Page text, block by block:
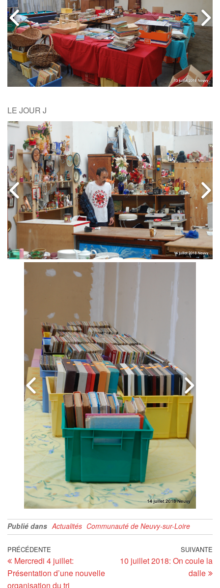
LE JOUR J
Publié dans Actualités Communauté de Neuvy-sur-Loire
PRÉCÉDENTE
Mercredi 4 juillet:
Présentation d’une nouvelle
organisation du tri
SUIVANTE
10 juillet 2018: On coule la
dalle